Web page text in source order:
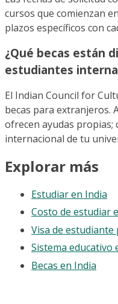
cursos que comienzan
plazos específicos con
¿Qué becas están
estudiantes
El Indian Council for
becas para extranjeros.
ofrecen ayudas propias;
internacional de tu
Explorar más
Estudiar en India
Costo de estudiar
Visa de estudiante
Sistema educativo
Becas en India